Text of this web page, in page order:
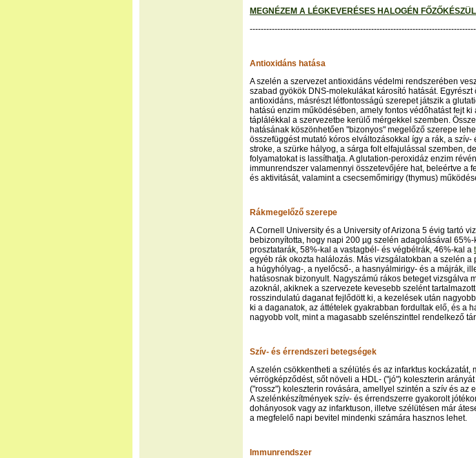
MEGNÉZEM A LÉGKEVERÉSES HALOGÉN
Antioxidáns hatása
A szelén a szervezet antioxidáns védelmi rendszerében
szabad gyökök DNS-molekulákat károsító hatását.
antioxidáns, másrészt létfontosságú szerepet játszik a
hatású enzim működésében, amely fontos védőhatást fejt ki
táplálékkal a szervezetbe kerülő mérgekkel szemben.
hatásának köszönhetően "bizonyos" megelőző szerepe
összefüggést mutató kóros elváltozásokkal így a rák, a szív-
stroke, a szürke hályog, a sárga folt elfajulással szemben,
folyamatokat is lassíthatja. A glutation-peroxidáz enzim
immunrendszer valamennyi összetevőjére hat, beleértve a
és aktivitását, valamint a csecsemőmirigy (thymus)
Rákmegelőző szerepe
A Cornell University és a University of Arizona 5 évig tartó
bebizonyította, hogy napi 200 µg szelén adagolásával
prosztatarák, 58%-kal a vastagbél- és végbélrák, 46%-kal a
egyéb rák okozta halálozás. Más vizsgálatokban a szelén a
a húgyhólyag-, a nyelőcső-, a hasnyálmirigy- és a májrák,
hatásosnak bizonyult. Nagyszámú rákos beteget vizsgálva
azoknál, akiknek a szervezete kevesebb szelént
rosszindulatú daganat fejlődött ki, a kezelések után
ki a daganatok, az áttételek gyakrabban fordultak elő, és a
nagyobb volt, mint a magasabb szelénszinttel rendelkező
Szív- és érrendszeri betegségek
A szelén csökkentheti a szélütés és az infarktus kockázatát,
vérrögképződést, sőt növeli a HDL- ("jó") koleszterin
("rossz") koleszterin rovására, amellyel szintén a szív és az
A szelénkészítmények szív- és érrendszerre gyakorolt
dohányosok vagy az infarktuson, illetve szélütésen már
a megfelelő napi bevitel mindenki számára hasznos lehet.
Immunrendszer